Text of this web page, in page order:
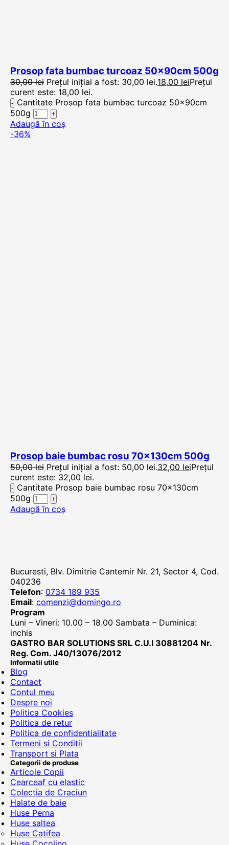
Prosop fata bumbac turcoaz 50x90cm 500g
30,00lei Prețul inițial a fost: 30,00 lei.18,00 leiPrețul
curent este: 18,00 lei.
Cantitate Prosop fata bumbac turcoaz 50x90cm
500g
Adaugă în coș
-36%
Prosop baie bumbac rosu 70x130cm 500g
50,00lei Prețul inițial a fost: 50,00 lei.32,00 leiPrețul
curent este: 32,00 lei.
Cantitate Prosop baie bumbac rosu 70x130cm
500g
Adaugă în coș
Bucuresti, Blv. Dimitrie Cantemir Nr. 21, Sector 4, Cod.
040236
Telefon: 0734 189 935
Email: comenzi@domingo.ro
Program
Luni – Vineri: 10.00 – 18.00 Sambata – Duminica:
inchis
GASTRO BAR SOLUTIONS SRL C.U.I 30881204 Nr.
Reg. Com. J40/13076/2012
Informatii utile
Blog
Contact
Contul meu
Despre noi
Politica Cookies
Politica de retur
Politica de confidentialitate
Termeni si Conditii
Transport si Plata
Categorii de produse
Articole Copii
Cearceaf cu elastic
Colectia de Craciun
Halate de baie
Huse Perna
Huse saltea
Huse Catifea